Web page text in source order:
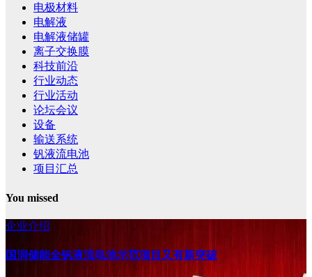
电极材料
电解液
电解液储罐
离子交换膜
科技前沿
行业动态
行业活动
论坛会议
设备
输送系统
钒液流电池
项目汇总
You missed
企业介绍
国润储能全钒液流电池示范项目又有新突破